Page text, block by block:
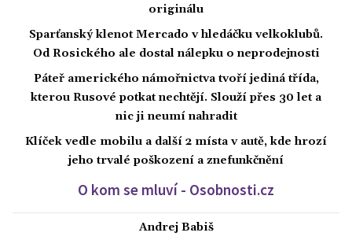
originálu
Sparťanský klenot Mercado v hledáčku velkoklubů.
Od Rosického ale dostal nálepku o neprodejnosti
Páteř amerického námořnictva tvoří jediná třída,
kterou Rusové potkat nechtějí. Slouží přes 30 let a
nic ji neumí nahradit
Klíček vedle mobilu a další 2 místa v autě, kde hrozí
jeho trvalé poškození a znefunkčnění
O kom se mluví - Osobnosti.cz
Andrej Babiš